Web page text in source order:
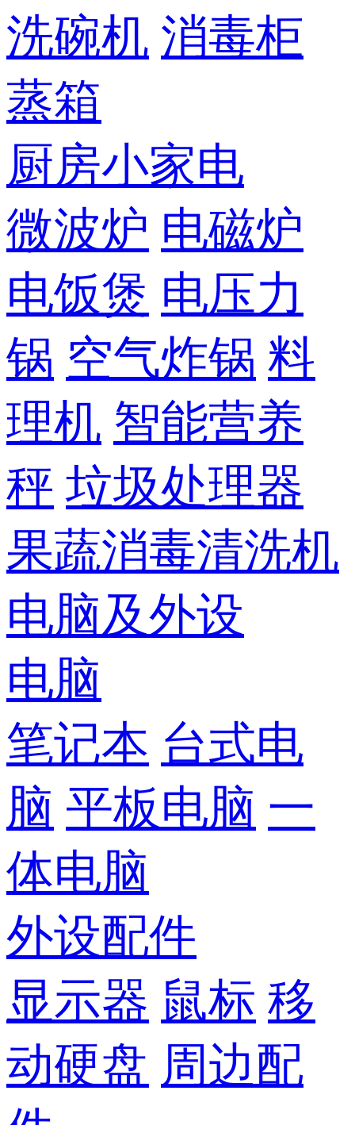
洗碗机 消毒柜
蒸箱
厨房小家电
微波炉 电磁炉
电饭煲 电压力
锅 空气炸锅 料
理机 智能营养
秤 垃圾处理器
果蔬消毒清洗机
电脑及外设
电脑
笔记本 台式电
脑 平板电脑 一
体电脑
外设配件
显示器 鼠标 移
动硬盘 周边配